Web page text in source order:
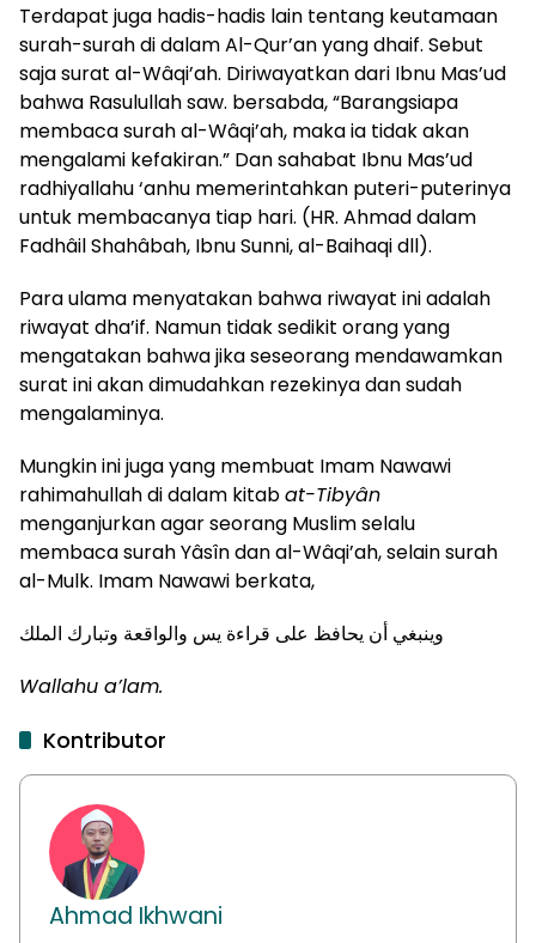
Terdapat juga hadis-hadis lain tentang keutamaan
surah-surah di dalam Al-Qur’an yang dhaif. Sebut
saja surat al-Wâqi’ah. Diriwayatkan dari Ibnu Mas’ud
bahwa Rasulullah saw. bersabda, “Barangsiapa
membaca surah al-Wâqi’ah, maka ia tidak akan
mengalami kefakiran.” Dan sahabat Ibnu Mas’ud
radhiyallahu ‘anhu memerintahkan puteri-puterinya
untuk membacanya tiap hari. (HR. Ahmad dalam
Fadhâil Shahâbah, Ibnu Sunni, al-Baihaqi dll).
Para ulama menyatakan bahwa riwayat ini adalah
riwayat dha’if. Namun tidak sedikit orang yang
mengatakan bahwa jika seseorang mendawamkan
surat ini akan dimudahkan rezekinya dan sudah
mengalaminya.
Mungkin ini juga yang membuat Imam Nawawi
rahimahullah di dalam kitabat-Tibyân
menganjurkan agar seorang Muslim selalu
membaca surah Yâsîn dan al-Wâqi’ah, selain surah
al-Mulk. Imam Nawawi berkata,
وينبغي أن يحافظ على قراءة يس والواقعة وتبارك الملك
Wallahu a’lam.
Kontributor
Ahmad Ikhwani